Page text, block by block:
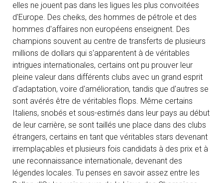
elles ne jouent pas dans les ligues les plus convoitées
d'Europe. Des cheiks, des hommes de pétrole et des
hommes d'affaires non européens enseignent. Des
champions souvent au centre de transferts de plusieurs
millions de dollars qui s'apparentent à de véritables
intrigues internationales, certains ont pu prouver leur
pleine valeur dans différents clubs avec un grand esprit
d'adaptation, voire d'amélioration, tandis que d'autres se
sont avérés être de véritables flops. Même certains
Italiens, snobés et sous-estimés dans leur pays au début
de leur carrière, se sont taillés une place dans des clubs
étrangers, certains en tant que véritables stars devenant
irremplaçables et plusieurs fois candidats à des prix et à
une reconnaissance internationale, devenant des
légendes locales. Tu penses en savoir assez entre les